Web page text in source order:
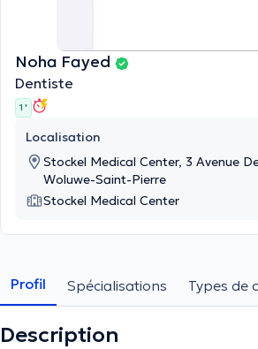
Noha Fayed
Dentiste
1 '
Localisation
Stockel Medical Center, 3 Avenue
Woluwe-Saint-Pierre
Stockel Medical Center
Profil Spécialisations Types de
Description